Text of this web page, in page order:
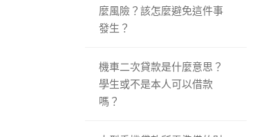
麼風險？該怎麼避免這件事
發生？
機車二次貸款是什麼意思？
學生或不是本人可以借款
嗎？